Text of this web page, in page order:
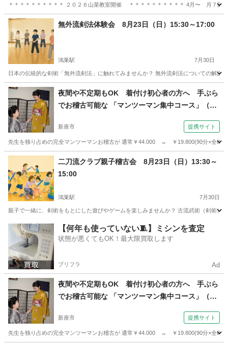
る！(本格派山菜体験）常総市
＊＊＊＊＊＊＊＊＊＊ ２０２６山菜教室開催 ＊＊＊＊＊＊＊＊＊＊ 4月〜 月７回
埼玉 川越市 日本文化 山菜
無外流剣法体験会 8月23日（日）15:30～17:00
鴻巣駅 7月30日
日本の伝統的な剣術「無外流剣法」に触れてみませんか？ 無外流剣法についての解
埼玉 鴻巣市 鴻巣駅 日本文化 剣術
夜間や不定期もOK 着付け初心者の方へ 手ぶら
でお稽古可能な 「マンツーマン集中コース」（美
新座市 提携サイト
先生を独り占めの完全マンツーマンお稽古が 通常￥44.000 → ￥19.800(90分×全8回)
埼玉 新座市 着付け
二刀流クラブ親子稽古会 8月23日（日）13:30～
15:00
鴻巣駅 7月30日
親子で一緒に、剣術をもとにした遊びやゲームを楽しみませんか？ 古流武術（剣術
埼玉 鴻巣市 鴻巣駅 日本文化 剣術
【何年も使っていない🧵】ミシンを査定
状態が悪くてもOK！最大限買取します
プリフラ Ad
夜間や不定期もOK 着付け初心者の方へ 手ぶら
でお稽古可能な 「マンツーマン集中コース」（美
新座市 提携サイト
先生を独り占めの完全マンツーマンお稽古が 通常￥44.000 → ￥19.800(90分×全8回)